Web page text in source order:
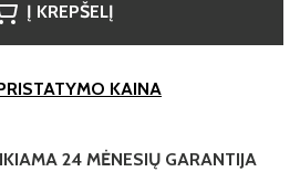
Į KREPŠELĮ
KAINA
24 MĖNESIŲ GARANTIJA